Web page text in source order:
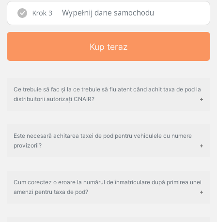
Krok 3 Wypełnij dane samochodu
Kup teraz
Ce trebuie să fac și la ce trebuie să fiu atent când achit taxa de pod la
distribuitorii autorizați CNAIR?
Este necesară achitarea taxei de pod pentru vehiculele cu numere
provizorii?
Cum corectez o eroare la numărul de înmatriculare după primirea unei
amenzi pentru taxa de pod?